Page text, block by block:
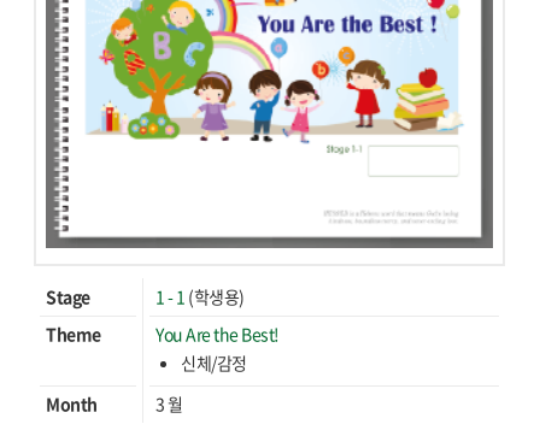
Stage 1 - 1 (학생용)
Theme
You Are the Best!
신체/감정
Month
3 월